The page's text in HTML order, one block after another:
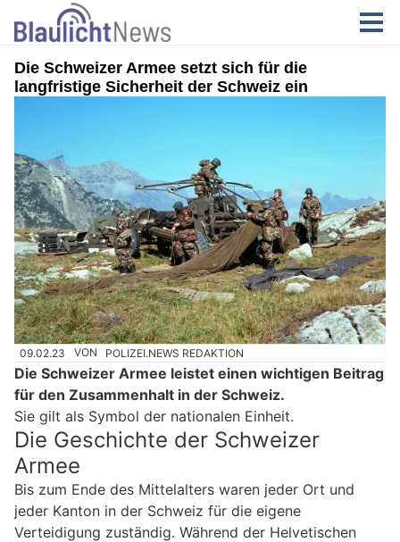
Die Schweizer Armee setzt sich für die
langfristige Sicherheit der Schweiz ein
09.02.23 VON POLIZEI.NEWS REDAKTION
Die Schweizer Armee leistet einen wichtigen Beitrag
für den Zusammenhalt in der Schweiz.
Sie gilt als Symbol der nationalen Einheit.
Die Geschichte der Schweizer
Armee
Bis zum Ende des Mittelalters waren jeder Ort und
jeder Kanton in der Schweiz für die eigene
Verteidigung zuständig. Während der Helvetischen